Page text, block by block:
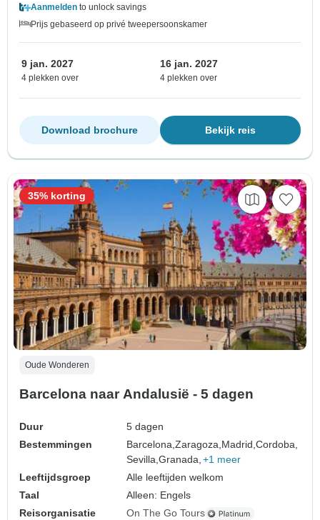
Aanmelden to unlock savings
Prijs gebaseerd op privé tweepersoonskamer
9 jan. 2027
4 plekken over
16 jan. 2027
4 plekken over
Bekijk reis
Download brochure
Oude Wonderen
Barcelona naar Andalusië - 5 dagen
Duur
5 dagen
Bestemmingen
Barcelona,Zaragoza,Madrid,Cordoba,
Sevilla,Granada, +1 meer
Leeftijdsgroep
Alle leeftijden welkom
Taal
Alleen: Engels
Reisorganisatie
On The Go Tours
35% korting